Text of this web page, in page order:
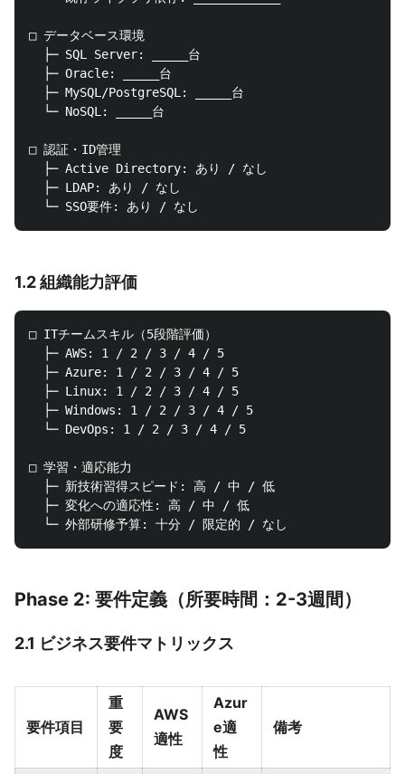
□ データベース環境
  ├─ SQL Server: _____台
  ├─ Oracle: _____台
  ├─ MySQL/PostgreSQL: _____台
  └─ NoSQL: _____台
□ 認証・ID管理
  ├─ Active Directory: あり / なし
  ├─ LDAP: あり / なし
1.2 組織能力評価
□ ITチームスキル（5段階評価）
  ├─ AWS: 1 / 2 / 3 / 4 / 5
  ├─ Azure: 1 / 2 / 3 / 4 / 5
  ├─ Linux: 1 / 2 / 3 / 4 / 5
  ├─ Windows: 1 / 2 / 3 / 4 / 5
  └─ DevOps: 1 / 2 / 3 / 4 / 5
□ 学習・適応能力
  ├─ 新技術習得スピード: 高 / 中 / 低
  ├─ 変化への適応性: 高 / 中 / 低
Phase 2: 要件定義（所要時間：2-3週間）
2.1 ビジネス要件マトリックス
要件項目
重
要
度
AWS
適性
Azur
e適
性
備考